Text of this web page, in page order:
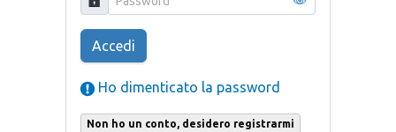
Accedi
Ho dimenticato la password
Non ho un conto, desidero registrarmi